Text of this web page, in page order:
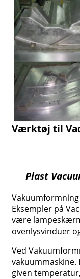
Værktøj til
Plast
Eksempler på
være
ovenlysvinduer
Ved
given